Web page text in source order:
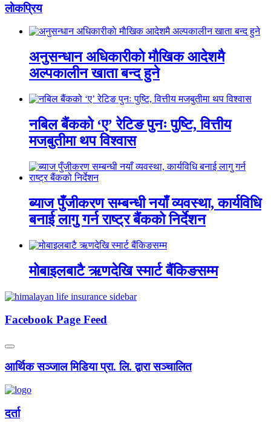
लाेकप्रिय
अनुसन्धान अधिकारीकाे माैखिक आदेशमै
अल्पकालीन खाता बन्द हुने
नबिल बैंकको ‘ए’ रेटिङ पुनः पुष्टि, वित्तीय
मजबुतीमा थप विश्वास
ब्याज पुँजीकरण सम्बन्धी नयाँ व्यवस्था, कार्यविधि
बनाई लागु गर्न राष्ट्र बैंकको निर्देशन
मोबाइलबाटै ऋणदेखि स्मार्ट बैंकिङसम्म
Facebook Page Feed
आर्थिक सञ्जाल मिडिया प्रा. लि. द्वारा सञ्चालित
दर्ता